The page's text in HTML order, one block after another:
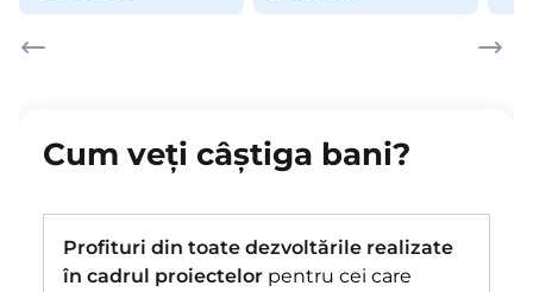
Cum veți câștiga bani?
Profituri din toate dezvoltările realizate
în cadrul proiectelor pentru cei care